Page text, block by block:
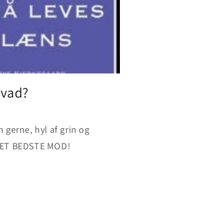
gerne, hyl af grin og
BEDSTE MOD!